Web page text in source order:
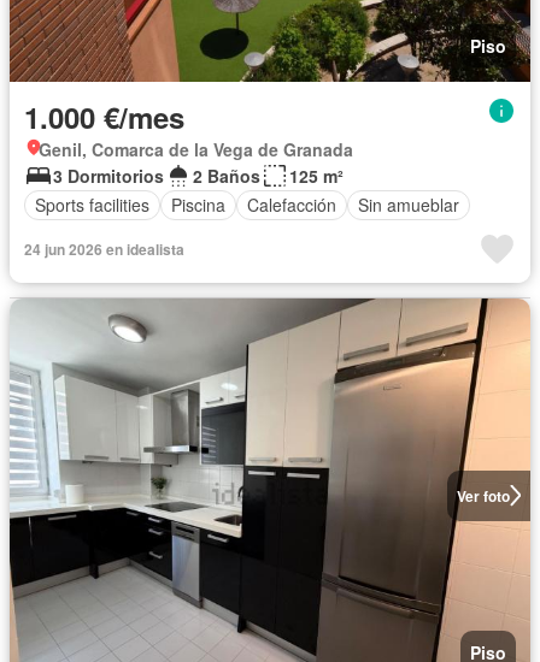
Piso
1.000 €/mes
Genil, Comarca de la Vega de Granada
3 Dormitorios
2 Baños
125 m²
Sports facilities
Piscina Calefacción Sin amueblar
24 jun 2026 en idealista
Ver foto
Piso